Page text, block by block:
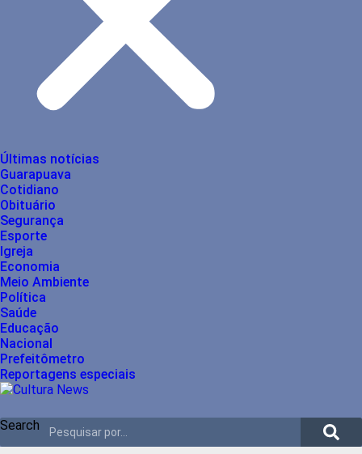
Últimas notícias
Guarapuava
Cotidiano
Obituário
Segurança
Esporte
Igreja
Economia
Meio Ambiente
Política
Saúde
Educação
Nacional
Prefeitômetro
Reportagens especiais
Search